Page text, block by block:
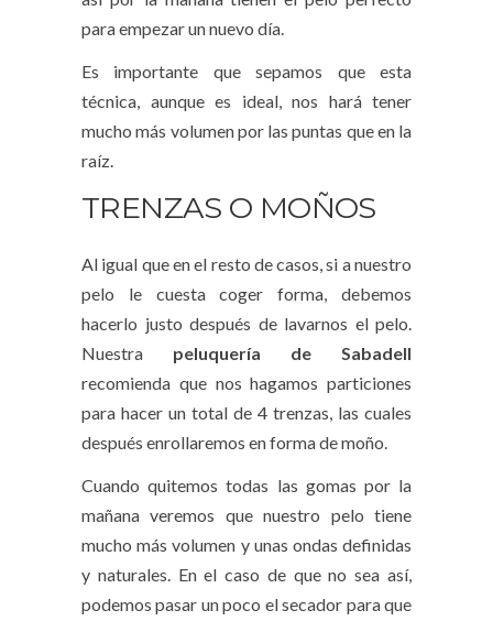
para empezar un nuevo día.
Es importante que sepamos que esta
técnica, aunque es ideal, nos hará tener
mucho más volumen por las puntas que en la
raíz.
TRENZAS O MOÑOS
Al igual que en el resto de casos, si a nuestro
pelo le cuesta coger forma, debemos
hacerlo justo después de lavarnos el pelo.
Nuestra peluquería de Sabadell
recomienda que nos hagamos particiones
para hacer un total de 4 trenzas, las cuales
después enrollaremos en forma de moño.
Cuando quitemos todas las gomas por la
mañana veremos que nuestro pelo tiene
mucho más volumen y unas ondas definidas
y naturales. En el caso de que no sea así,
podemos pasar un poco el secador para que